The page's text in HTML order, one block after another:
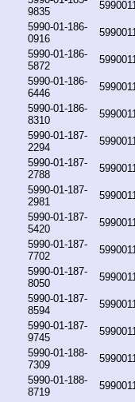
9835
5990-01-186-
0916
5990-01-186-
5872
5990-01-186-
6446
5990-01-186-
8310
5990-01-187-
2294
5990-01-187-
2788
5990-01-187-
2981
5990-01-187-
5420
5990-01-187-
7702
5990-01-187-
8050
5990-01-187-
8594
5990-01-187-
9745
5990-01-188-
7309
5990-01-188-
8719